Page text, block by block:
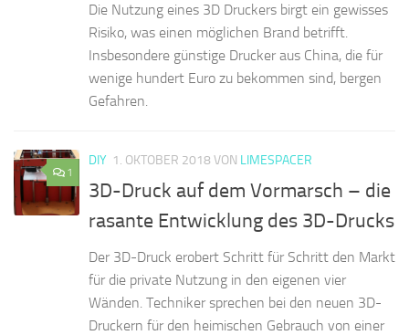
Die Nutzung eines 3D Druckers birgt ein gewisses
Risiko, was einen möglichen Brand betrifft.
Insbesondere günstige Drucker aus China, die für
wenige hundert Euro zu bekommen sind, bergen
Gefahren.
1
DIY 1. OKTOBER 2018 VON LIMESPACER
3D-Druck auf dem Vormarsch – die
rasante Entwicklung des 3D-Drucks
Der 3D-Druck erobert Schritt für Schritt den Markt
für die private Nutzung in den eigenen vier
Wänden. Techniker sprechen bei den neuen 3D-
Druckern für den heimischen Gebrauch von einer